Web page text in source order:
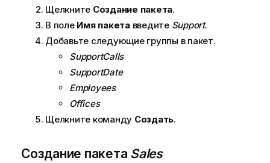
Щелкните Создание пакета.
В поле Имя пакетавведите Support.
Добавьте следующие группы в пакет.
SupportCalls
SupportDate
Employees
Offices
Щелкните команду Создать.
Создание пакета Sales